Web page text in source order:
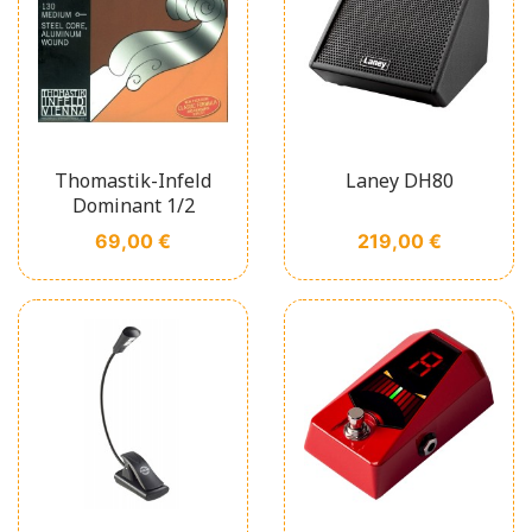
Thomastik-Infeld
Dominant 1/2
Prix
69,00 €
Laney DH80
Prix
219,00 €